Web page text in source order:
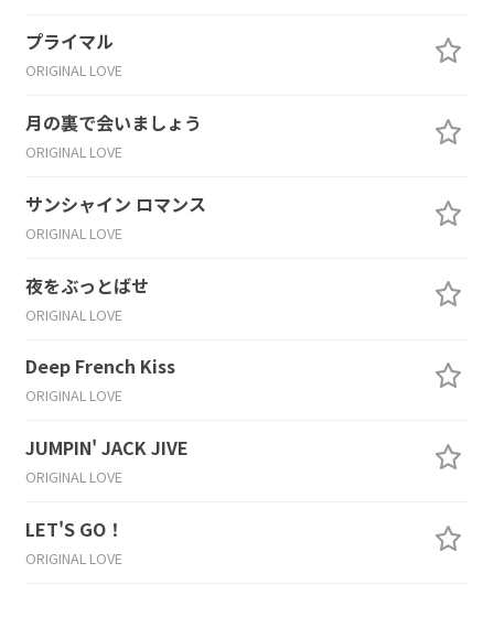
プライマル
ORIGINAL LOVE
月の裏で会いましょう
ORIGINAL LOVE
サンシャイン ロマンス
ORIGINAL LOVE
夜をぶっとばせ
ORIGINAL LOVE
Deep French Kiss
ORIGINAL LOVE
JUMPIN' JACK JIVE
ORIGINAL LOVE
LET'S GO！
ORIGINAL LOVE